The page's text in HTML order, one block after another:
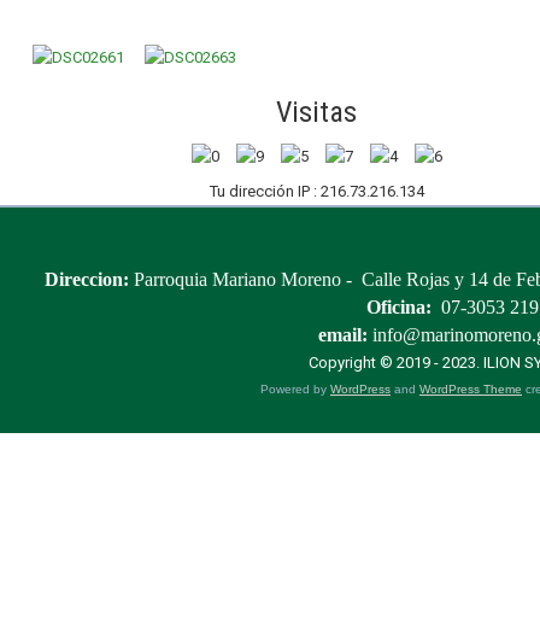
Visitas
Tu dirección IP : 216.73.216.134
Direccion: Parroquia Mariano Moreno - Calle Rojas y 14 de
Oficina: 07-3053 219
email:
Copyright © 2019 - 2023. ILION
Powered by WordPress and WordPress Theme